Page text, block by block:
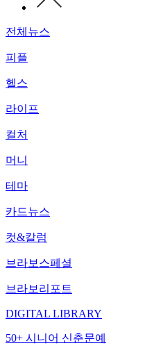
전체뉴스
피플
헬스
라이프
컬처
머니
테마
카드뉴스
컷&칼럼
브라보스페셜
브라보리포트
DIGITAL LIBRARY
50+ 시니어 신춘문예